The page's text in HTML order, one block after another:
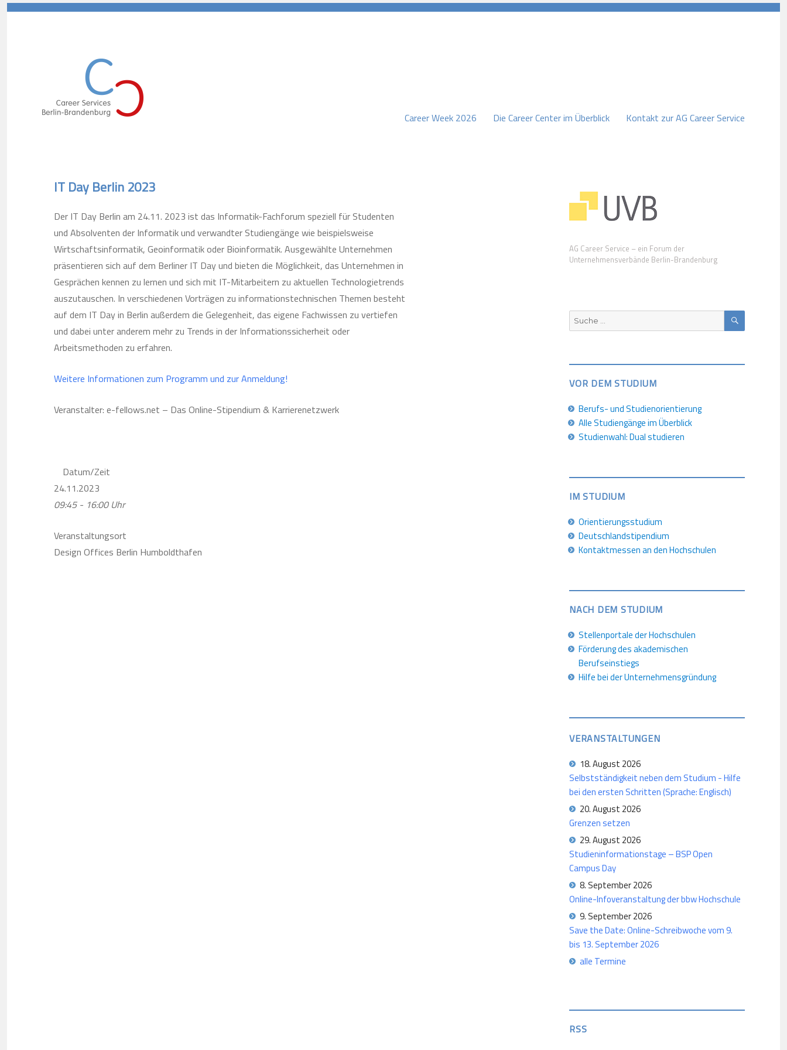
Career Week 2026 Die Career Center im Überblick Kontakt zur AG Career Service
IT Day Berlin 2023
Der IT Day Berlin am 24.11. 2023 ist das Informatik-Fachforum speziell für Studenten
und Absolventen der Informatik und verwandter Studiengänge wie beispielsweise
Wirtschaftsinformatik, Geoinformatik oder Bioinformatik. Ausgewählte Unternehmen
präsentieren sich auf dem Berliner IT Day und bieten die Möglichkeit, das Unternehmen in
Gesprächen kennen zu lernen und sich mit IT-Mitarbeitern zu aktuellen Technologietrends
auszutauschen. In verschiedenen Vorträgen zu informationstechnischen Themen besteht
auf dem IT Day in Berlin außerdem die Gelegenheit, das eigene Fachwissen zu vertiefen
und dabei unter anderem mehr zu Trends in der Informationssicherheit oder
Arbeitsmethoden zu erfahren.
Weitere Informationen zum Programm und zur Anmeldung!
Veranstalter: e-fellows.net – Das Online-Stipendium & Karrierenetzwerk
Datum/Zeit
24.11.2023
09:45 - 16:00 Uhr
Veranstaltungsort
Design Offices Berlin Humboldthafen
AG Career Service – ein Forum der
Unternehmensverbände Berlin-Brandenburg
Suche
nach:
SUCHEN
VOR DEM STUDIUM
Berufs- und Studienorientierung
Alle Studiengänge im Überblick
Studienwahl: Dual studieren
IM STUDIUM
Orientierungsstudium
Deutschlandstipendium
Kontaktmessen an den Hochschulen
NACH DEM STUDIUM
Stellenportale der Hochschulen
Förderung des akademischen
Berufseinstiegs
Hilfe bei der Unternehmensgründung
VERANSTALTUNGEN
18. August 2026
Selbstständigkeit neben dem Studium - Hilfe
bei den ersten Schritten (Sprache: Englisch)
20. August 2026
Grenzen setzen
29. August 2026
Studieninformationstage – BSP Open
Campus Day
8. September 2026
Online-Infoveranstaltung der bbw Hochschule
9. September 2026
Save the Date: Online-Schreibwoche vom 9.
bis 13. September 2026
alle Termine
RSS